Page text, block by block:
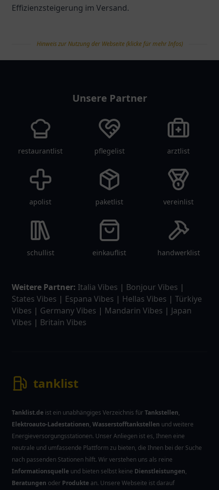
Effizienzsteigerung im Versand.
Hinweis zur Nutzung der Webseite (klicke für mehr Infos)
Unsere Partner
restaurantlist pflegelist arztlist
apolist paketlist vereinlist
schullist einkauflist handwerklist
Weitere Partner: Italia Vibes | Bonjour Vibes |
States Vibes | Espana Vibes | Hellas Vibes | Türkiye
Vibes | Germany Vibes | Mandarin Vibes | Japan
Vibes | Britain Vibes
tanklist
Tanklist.de ist ein unabhängiges Verzeichnis fürTankstellen,
Elektroauto-Ladestationen, Wasserstofftankstellen und weitere
Energieversorgungsstationen. Unser Anliegen ist es, Ihnen eine
neutrale und umfassende Plattform zu bieten, die Ihnen bei der Suche
nach passenden Stationen hilft. Wir verstehen uns als reine
Informationsquelle und bieten selbst keine Dienstleistungen,
Beratungen oder Produkte an. Unsere Webseite ist darauf